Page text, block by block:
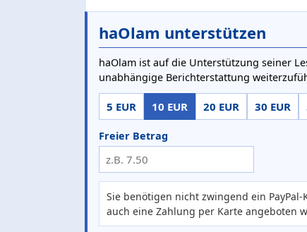
haOlam unterstützen
haOlam ist auf die Unterstützung seiner
unabhängige Berichterstattung
5 EUR 10 EUR 20 EUR 30 EUR
Freier Betrag
Sie benötigen nicht zwingend ein
auch eine Zahlung per Karte angeboten